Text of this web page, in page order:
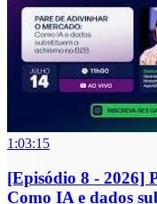
1:03:15
[Episódio 8 - 2026]
Como IA e dados